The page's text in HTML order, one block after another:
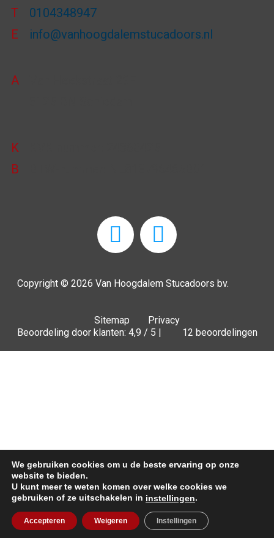
Offerte
T
0104348947
E
info@vanhoogdalemstucadoors.nl
A
K
B
Copyright © 2026 Van Hoogdalem Stucadoors bv.
Sitemap
Privacy
Beoordeling door klanten: 4,9 / 5 |
12 beoordelingen
We gebruiken cookies om u de beste ervaring op onze
website te bieden.
U kunt meer te weten komen over welke cookies we
gebruiken of ze uitschakelen in instellingen.
Accepteren Weigeren Instellingen